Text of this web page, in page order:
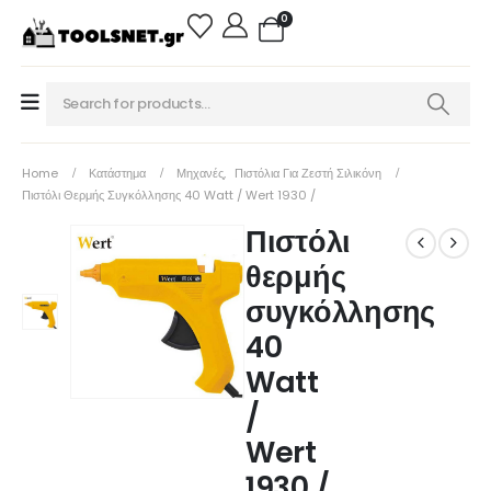
0
Home Κατάστημα Μηχανές, Πιστόλια Για Ζεστή Σιλικόνη
Πιστόλι Θερμής Συγκόλλησης 40 Watt / Wert 1930 /
Πιστόλι
θερμής
συγκόλλησης
40
Watt
/
Wert